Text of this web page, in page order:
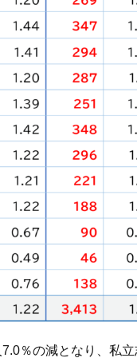
％の減となり、私